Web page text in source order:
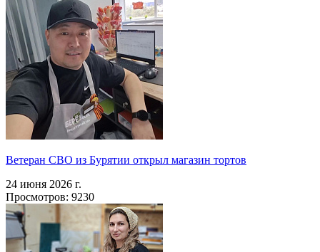
Ветеран СВО из Бурятии открыл магазин тортов
24 июня 2026 г.
Просмотров: 9230